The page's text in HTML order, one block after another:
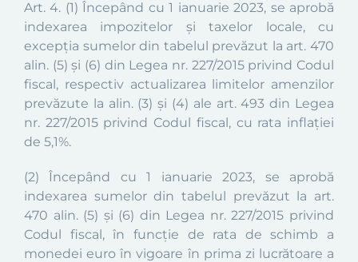
Art. 4. (1)Începând cu 1 ianuarie 2023, se aprobă
indexarea impozitelor și taxelor locale, cu
excepția sumelor din tabelul prevăzut la art. 470
alin. (5) şi (6) din Legea nr. 227/2015 privind Codul
fiscal, respectiv actualizarea limitelor amenzilor
prevăzute la alin. (3) și (4) ale art. 493 din Legea
nr. 227/2015 privind Codul fiscal, cu rata inflației
de 5,1%.
(2)Începând cu 1 ianuarie 2023, se aprobă
indexarea sumelor din tabelul prevăzut la art.
470 alin. (5) și (6) din Legea nr. 227/2015 privind
Codul fiscal, în funcție de rata de schimb a
monedei euro în vigoare în prima zi lucrătoare a